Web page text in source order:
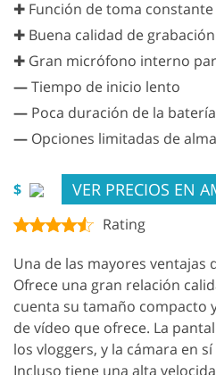
✚ Función de toma constante
✚ Buena calidad de
✚ Gran micrófono interno
—Tiempo de inicio lento
— Poca duración de la batería
— Opciones limitadas de
$ VER PRECIOS EN
Rating
Una de las mayores ventajas
Ofrece una gran relación
cuenta su tamaño compacto
de vídeo que ofrece. La
los vloggers, y la cámara en
Incluso tiene una alta